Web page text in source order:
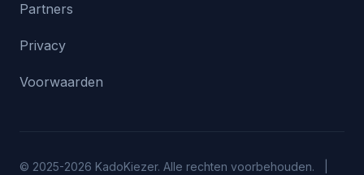
Partners
Privacy
Voorwaarden
© 2025-2026 KadoKiezer. Alle rechten voorbehouden. |